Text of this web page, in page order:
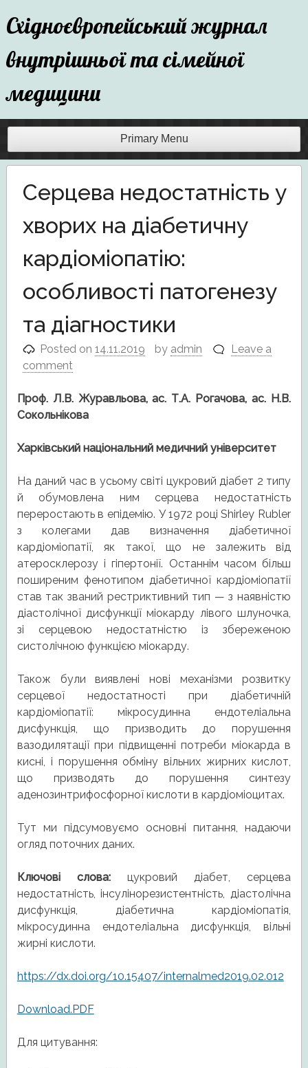
Skip
to
content
Східноєвропейський журнал
внутрішньої та сімейної
медицини
Primary Menu
Серцева недостатність у
хворих на діабетичну
кардіоміопатію:
особливості патогенезу
та діагностики
Posted on14.11.2019 by admin
Leave a
comment
Проф. Л.В. Журавльова, ас. Т.А. Рогачова, ас. Н.В.
Сокольнікова
Харківський національний медичний університет
На даний час в усьому світі цукровий діабет 2 типу
й обумовлена ним серцева недостатність
переростають в епідемію. У 1972 році Shirley Rubler
з колегами дав визначення діабетичної
кардіоміопатії, як такої, що не залежить від
атеросклерозу і гіпертонії. Останнім часом більш
поширеним фенотипом діабетичної кардіоміопатії
став так званий рестриктивний тип — з наявністю
діастолічної дисфункції міокарду лівого шлуночка,
зі серцевою недостатністю із збереженою
систолічною функцією міокарду.
Також були виявлені нові механізми розвитку
серцевої недостатності при діабетичній
кардіоміопатії: мікросудинна ендотеліальна
дисфункція, що призводить до порушення
вазодилятації при підвищенні потреби міокарда в
кисні, і порушення обміну вільних жирних кислот,
що призводять до порушення синтезу
аденозинтрифосфорної кислоти в кардіоміоцитах.
Тут ми підсумовуємо основні питання, надаючи
огляд поточних даних.
Ключові слова:цукровий діабет, серцева
недостатність, інсулінорезистентність, діастолічна
дисфункція, діабетична кардіоміопатія,
мікросудинна ендотеліальна дисфункція, вільні
жирні кислоти.
https://dx.doi.org/10.15407/internalmed2019.02.012
Download.PDF
Для цитування: